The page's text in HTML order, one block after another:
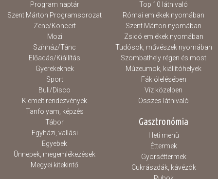
Program naptár
Szent Márton Programsorozat
Zene/Koncert
Mozi
Színház/Tánc
Előadás/Kiállítás
Gyerekeknek
Sport
Buli/Disco
Kiemelt rendezvények
Tanfolyam, képzés
Tábor
Egyházi, vallási
Egyebek
Ünnepek, megemlékezések
Megyei kitekintő
Top 10 látnivaló
Római emlékek nyomában
Szent Márton nyomában
Zsidó emlékek nyomában
Tudósok, művészek nyomában
Szombathely régen és most
Múzeumok, kiállítóhelyek
Fák ölelésében
Víz közelben
Összes látnivaló
Gasztronómia
Heti menü
Éttermek
Gyorséttermek
Cukrászdák, kávézók